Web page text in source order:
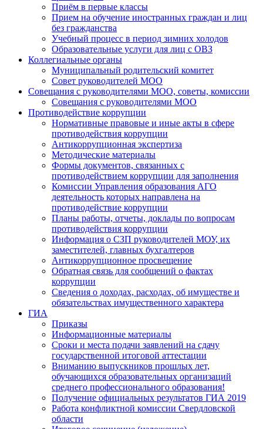
Приём в первые классы
Прием на обучение иностранных граждан и лиц
без гражданства
Учебный процесс в период зимних холодов
Образовательные услуги для лиц с ОВЗ
Коллегиальные органы
Муниципальный родительский комитет
Совет руководителей МОО
Совещания с руководителями МОО, советы, комиссии
Совещания с руководителями МОО
Противодействие коррупции
Нормативные правовые и иные акты в сфере
противодействия коррупции
Антикоррупционная экспертиза
Методические материалы
Формы документов, связанных с
противодействием коррупции для заполнения
Комиссии Управления образования АГО
деятельность которых направлена на
противодействие коррупции
Планы работы, отчеты, доклады по вопросам
противодействия коррупции
Информация о СЗП руководителей МОУ, их
заместителей, главных бухгалтеров
Антикоррупционное просвещение
Обратная связь для сообщений о фактах
коррупции
Сведения о доходах, расходах, об имуществе и
обязательствах имущественного характера
ГИА
Приказы
Информационные материалы
Сроки и места подачи заявлений на сдачу
государственной итоговой аттестации
Вниманию выпускников прошлых лет,
обучающихся образовательных организаций
среднего профессионального образования!
Получение официальных результатов ГИА 2019
Работа конфликтной комиссии Свердловской
области